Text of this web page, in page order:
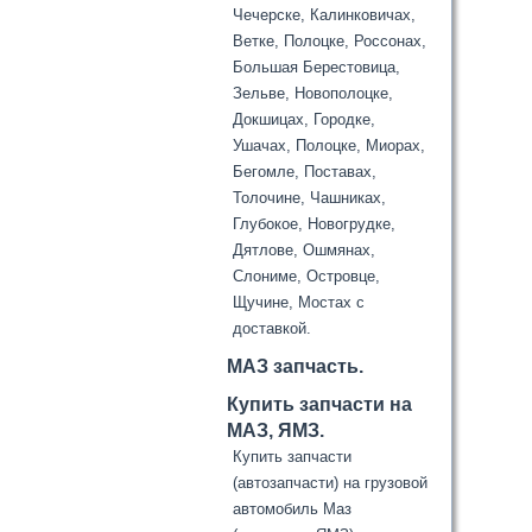
Чечерске, Калинковичах,
Ветке, Полоцке, Россонах,
Большая Берестовица,
Зельве, Новополоцке,
Докшицах, Городке,
Ушачах, Полоцке, Миорах,
Бегомле, Поставах,
Толочине, Чашниках,
Глубокое, Новогрудке,
Дятлове, Ошмянах,
Слониме, Островце,
Щучине, Мостах с
доставкой.
МАЗ запчасть.
Купить запчасти на
МАЗ, ЯМЗ.
Купить запчасти
(автозапчасти) на грузовой
автомобиль Маз